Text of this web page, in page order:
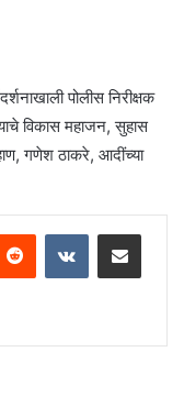
पोलीस निरीक्षक
विकास महाजन, सुहास
गणेश ठाकरे, आदींच्या
Reddit VKontakteShare via Email